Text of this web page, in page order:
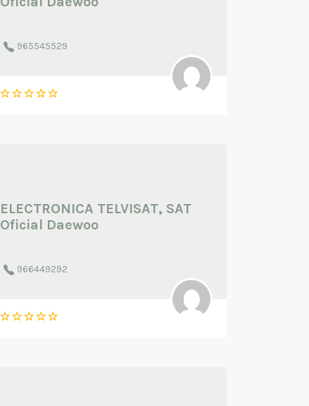
965545529
ELECTRONICA TELVISAT, SAT
Oficial Daewoo
966449292